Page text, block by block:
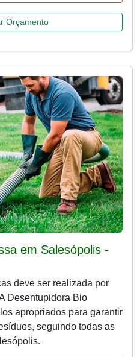
Orçamento
em Salesópolis -
deve ser realizada por
Desentupidora Bio
apropriados para garantir
seguindo todas as